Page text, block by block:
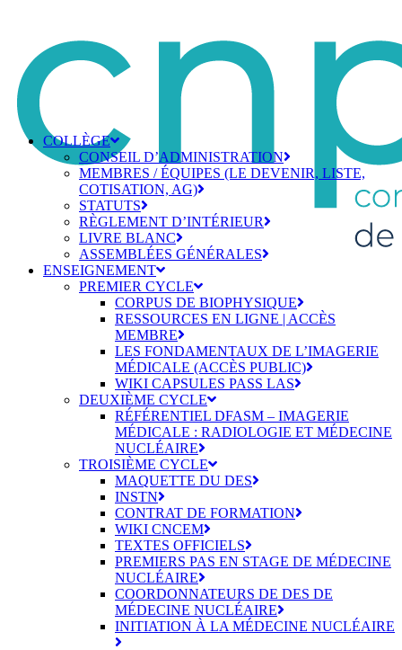
COLLÈGE
CONSEIL D’ADMINISTRATION
MEMBRES / ÉQUIPES (LE DEVENIR, LISTE,
COTISATION, AG)
STATUTS
RÈGLEMENT D’INTÉRIEUR
LIVRE BLANC
ASSEMBLÉES GÉNÉRALES
ENSEIGNEMENT
PREMIER CYCLE
CORPUS DE BIOPHYSIQUE
RESSOURCES EN LIGNE | ACCÈS
MEMBRE
LES FONDAMENTAUX DE L’IMAGERIE
MÉDICALE (ACCÈS PUBLIC)
WIKI CAPSULES PASS LAS
DEUXIÈME CYCLE
RÉFÉRENTIEL DFASM – IMAGERIE
MÉDICALE : RADIOLOGIE ET MÉDECINE
NUCLÉAIRE
TROISIÈME CYCLE
MAQUETTE DU DES
INSTN
CONTRAT DE FORMATION
WIKI CNCEM
TEXTES OFFICIELS
PREMIERS PAS EN STAGE DE MÉDECINE
NUCLÉAIRE
COORDONNATEURS DE DES DE
MÉDECINE NUCLÉAIRE
INITIATION À LA MÉDECINE NUCLÉAIRE